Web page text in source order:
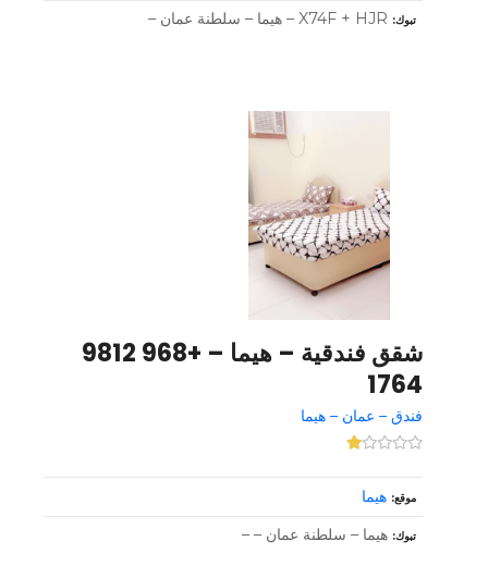
تبوك X74F + HJR – هيما – سلطنة عمان –
شقق فندقية – هيما – +968 9812
1764
فندق – عمان – هيما
موقع هيما
تبوك هيما – سلطنة عمان – –